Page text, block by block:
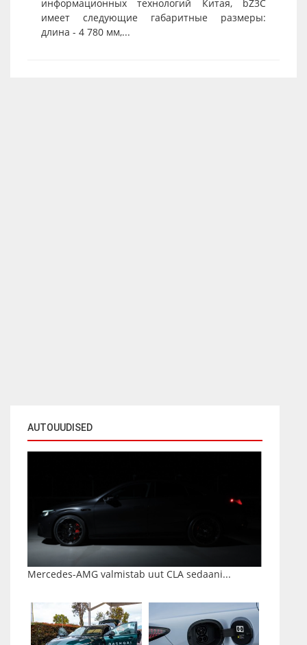
AUTOUUDISED
Mercedes-AMG valmistab uut CLA sedaani...
информационных технологий Китая, bZ3C
имеет следующие габаритные размеры:
длина - 4 780 мм,...